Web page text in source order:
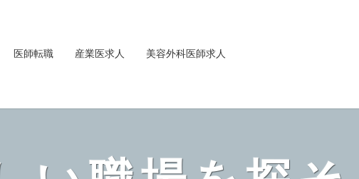
医師転職 産業医求人 美容外科医師求人